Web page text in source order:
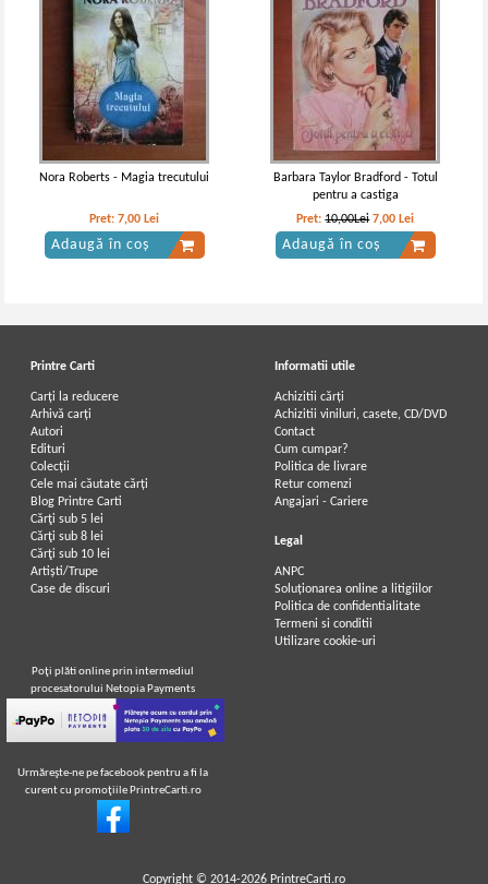
Nora Roberts - Magia trecutului
Pret:7,00 Lei
Adaugă în coș
Barbara Taylor Bradford - Totul
pentru a castiga
Pret:10,00Lei 7,00 Lei
Adaugă în coș
Printre Carti
Carți la reducere
Arhivă carți
Autori
Edituri
Colecții
Cele mai căutate cărți
Blog Printre Carti
Cărţi sub 5 lei
Cărţi sub 8 lei
Cărţi sub 10 lei
Artiști/Trupe
Case de discuri
Informatii utile
Achizitii cărți
Achizitii viniluri, casete, CD/DVD
Contact
Cum cumpar?
Politica de livrare
Retur comenzi
Angajari - Cariere
Legal
ANPC
Soluționarea online a litigiilor
Politica de confidentialitate
Termeni si conditii
Utilizare cookie-uri
Poţi plăti online prin intermediul
procesatorului Netopia Payments
Urmăreşte-ne pe facebook pentru a fi la
curent cu promoţiile PrintreCarti.ro
Copyright © 2014-2026 PrintreCarti.ro